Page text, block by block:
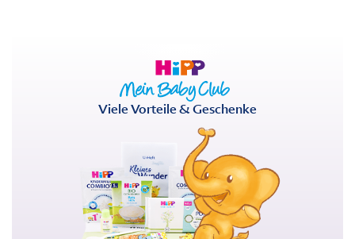
Viele Vorteile & Geschenke